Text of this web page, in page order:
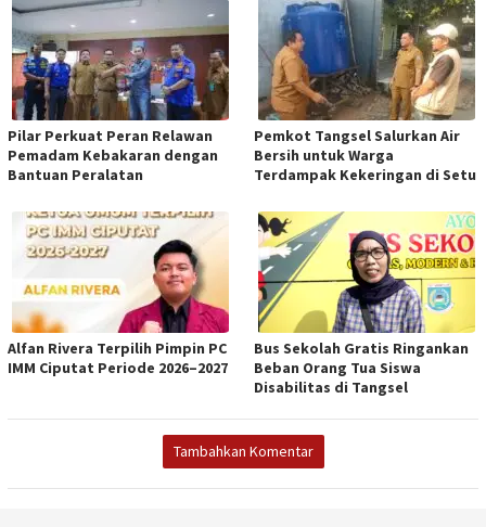
Pilar Perkuat Peran Relawan
Pemadam Kebakaran dengan
Bantuan Peralatan
Pemkot Tangsel Salurkan Air
Bersih untuk Warga
Terdampak Kekeringan di Setu
Alfan Rivera Terpilih Pimpin PC
IMM Ciputat Periode 2026–2027
Bus Sekolah Gratis Ringankan
Beban Orang Tua Siswa
Disabilitas di Tangsel
Tambahkan Komentar